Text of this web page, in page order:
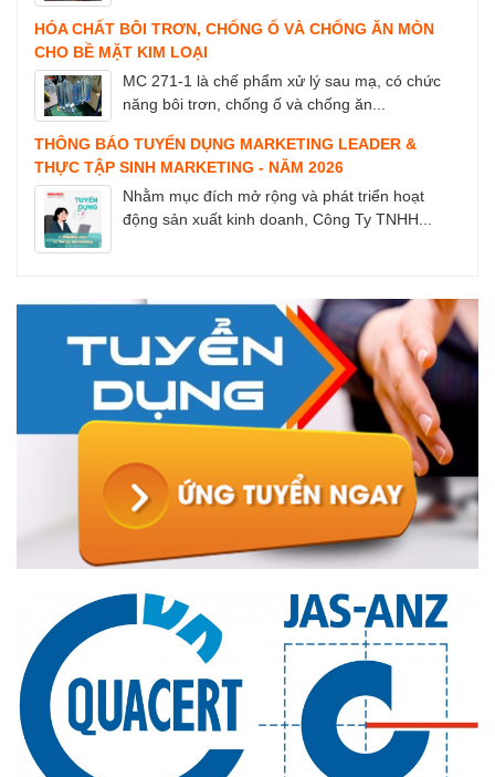
HÓA CHẤT BÔI TRƠN, CHỐNG Ố VÀ CHỐNG ĂN MÒN
CHO BỀ MẶT KIM LOẠI
MC 271-1 là chế phẩm xử lý sau mạ, có chức
năng bôi trơn, chống ố và chống ăn...
THÔNG BÁO TUYỂN DỤNG MARKETING LEADER &
THỰC TẬP SINH MARKETING - NĂM 2026
Nhằm mục đích mở rộng và phát triển hoạt
động sản xuất kinh doanh, Công Ty TNHH...